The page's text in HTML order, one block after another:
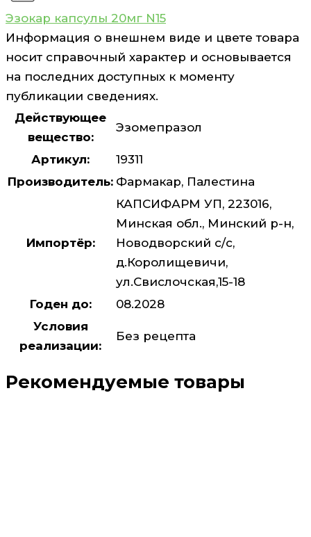
Эзокар капсулы 20мг N15
Информация о внешнем виде и цвете товара
носит справочный характер и основывается
на последних доступных к моменту
публикации сведениях.
Действующее
вещество:
Эзомепразол
Артикул:
19311
Производитель: Фармакар, Палестина
Импортёр:
КАПСИФАРМ УП, 223016,
Минская обл., Минский р-н,
Новодворский с/с,
д.Королищевичи,
ул.Свислочская,15-18
Годен до:
08.2028
Условия
реализации:
Без рецепта
Рекомендуемые товары